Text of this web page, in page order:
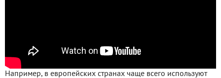
Например, в европейских странах чаще всего используют